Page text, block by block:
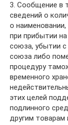
3. Сообщение в
сведений о
о
при прибытии
союза, убытии
союза либо
процедуру
временного
этих целей
подлинного
другим